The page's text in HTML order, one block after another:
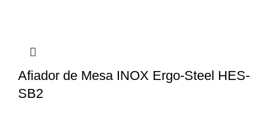
Afiador de Mesa INOX Ergo-Steel HES-
SB2